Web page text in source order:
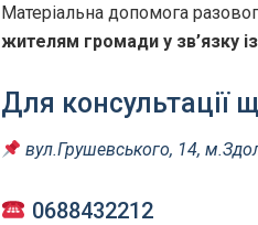
Матеріальна допомога
жителям громади у зв’язку
Для консультації
вул.Грушевського, 14,
0688432212